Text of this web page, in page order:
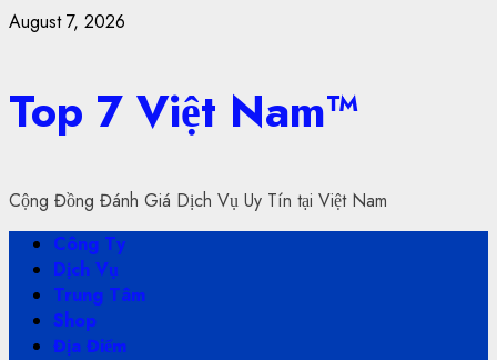
Skip
August 7, 2026
Top 7 Việt Nam™
Cộng Đồng Đánh Giá Dịch Vụ Uy Tín tại Việt Nam
Primary
Menu
Công Ty
Dịch Vụ
Trung Tâm
Shop
Địa Điểm